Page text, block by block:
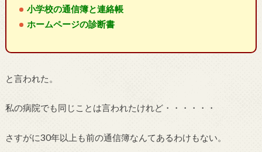
小学校の通信簿と連絡帳
ホームページの診断書
と言われた。
私の病院でも同じことは言われたけれど・・・・・・
さすがに30年以上も前の通信簿なんてあるわけもない。